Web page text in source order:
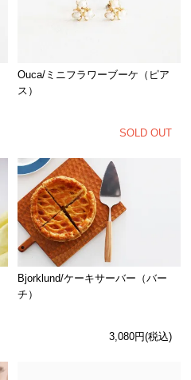
Ouca/ミニフラワーブーケ（ピア
ス）
SOLD OUT
Bjorklund/ケーキサーバー（バー
チ）
3,080円(税込)